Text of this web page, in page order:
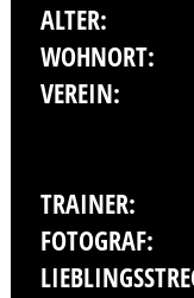
ALTER:
WOHNORT:
VEREIN:
TRAINER:
FOTOGRAF: